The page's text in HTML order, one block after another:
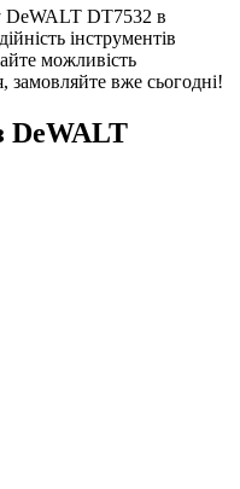
DeWALT DT7532 в
інструментів
можливість
замовляйте вже сьогодні!
DeWALT